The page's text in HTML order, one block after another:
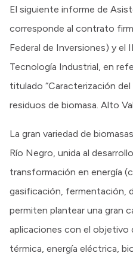
El siguiente informe de
corresponde al contrato
Federal de Inversiones) y
Tecnología Industrial, en
titulado “Caracterización
residuos de biomasa. Alto
La gran variedad de
Río Negro, unida al
transformación en energía
gasificación, fermentación,
permiten plantear una gran
aplicaciones con el objetivo
térmica, energía eléctrica,